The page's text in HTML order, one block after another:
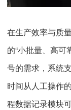
在生产效率与质
的“小批量、高可
号的需求，系统
时间从人工操作
程数据记录模块